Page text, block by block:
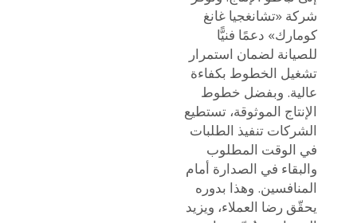
شركة «تشانغجيا غانغ
كومارك» دعمًا فنيًّا
للصيانة لضمان استمرار
تشغيل الخطوط بكفاءة
عالية. وبفضل خطوط
الإنتاج الموثوقة، تستطيع
الشركات تنفيذ الطلبات
في الوقت المطلوب
والبقاء في الصدارة أمام
المنافسين. وهذا بدوره
يحقّق رضا العملاء، ويزيد